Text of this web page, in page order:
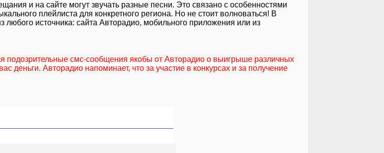
и на сайте могут звучать разные песни. Это связано с особенностями
плейлиста для конкретного региона. Но не стоит волноваться! В
источника: сайта Авторадио, мобильного приложения или из
подозрительные смс-сообщения якобы от Авторадио о выигрыше различных
деньги. Авторадио напоминает, что за участие в конкурсах и за получение